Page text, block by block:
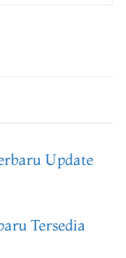
Update
Tersedia